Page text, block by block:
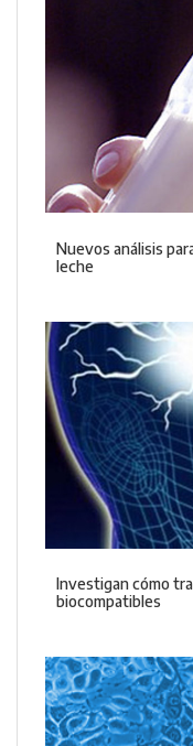
Nuevos análisis
leche
Investigan cómo
biocompatibles